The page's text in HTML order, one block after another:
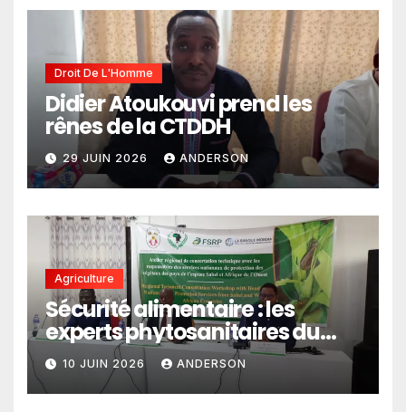
politiques publiques
Droit De L'Homme
Didier Atoukouvi prend les
rênes de la CTDDH
29 JUIN 2026 ANDERSON
Agriculture
Sécurité alimentaire : les
experts phytosanitaires du
Sahel et d’Afrique de l’Ouest
en conclave à Lomé
10 JUIN 2026 ANDERSON